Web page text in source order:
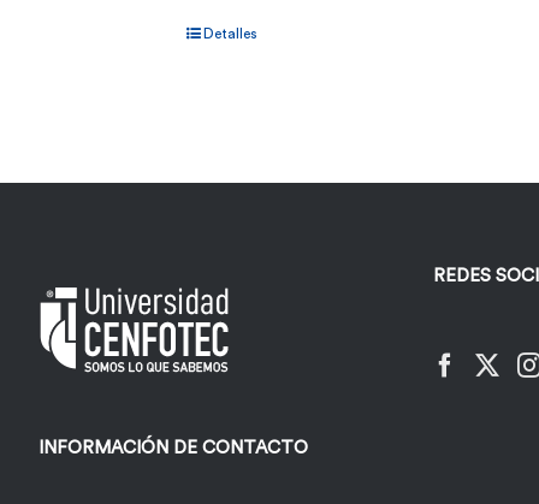
Detalles
INFORMACIÓN DE CONTACTO
REDES